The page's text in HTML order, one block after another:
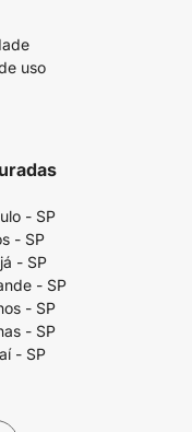
uso
- SP
- SP
- SP
- SP
- SP
- SP
- SP